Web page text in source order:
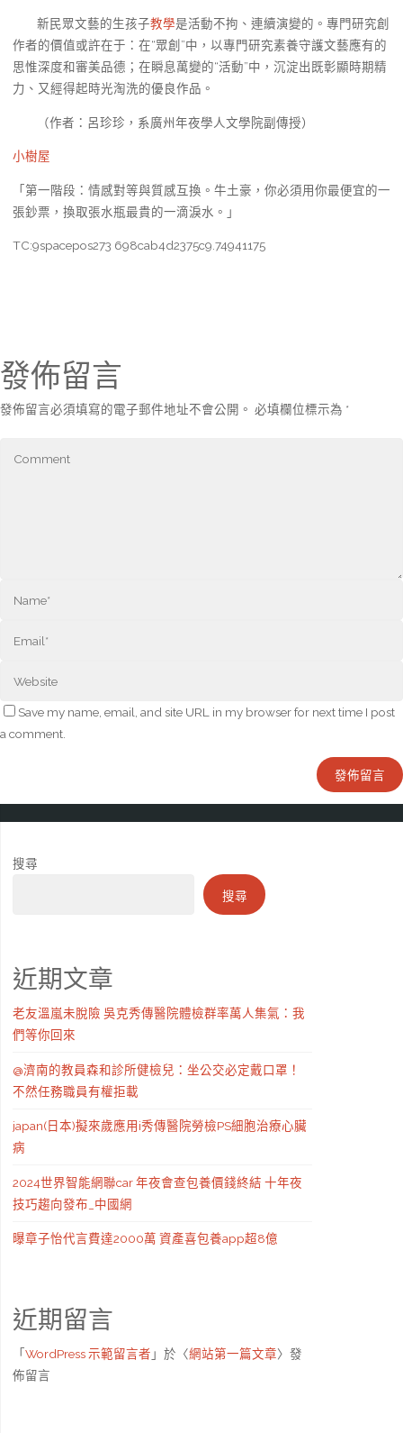
新民眾文藝的生孩子教學是活動不拘、連續演變的。專門研究創
作者的價值或許在于：在“眾創”中，以專門研究素養守護文藝應有的
思惟深度和審美品德；在瞬息萬變的“活動”中，沉淀出既彰顯時期精
力、又經得起時光淘洗的優良作品。
（作者：呂珍珍，系廣州年夜學人文學院副傳授）
小樹屋
「第一階段：情感對等與質感互換。牛土豪，你必須用你最便宜的一
張鈔票，換取張水瓶最貴的一滴淚水。」
TC:9spacepos273 698cab4d2375c9.74941175
發佈留言
發佈留言必須填寫的電子郵件地址不會公開。 必填欄位標示為 *
Save my name, email, and site URL in my browser for next time I post
a comment.
搜尋
搜尋
近期文章
老友溫嵐未脫險 吳克秀傳醫院體檢群率萬人集氣：我
們等你回來
@濟南的教員森和診所健檢兒：坐公交必定戴口罩！
不然任務職員有權拒載
japan(日本)擬來歲應用i秀傳醫院勞檢PS細胞治療心臟
病
2024世界智能網聯car 年夜會查包養價錢終結 十年夜
技巧趨向發布_中國網
曝章子怡代言費達2000萬 資產喜包養app超8億
近期留言
「WordPress 示範留言者 」於〈網站第一篇文章〉發
佈留言